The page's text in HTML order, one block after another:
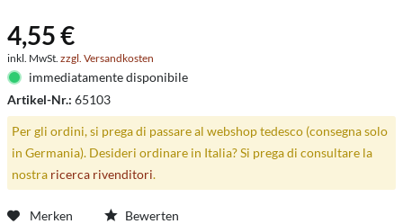
4,55 €
inkl. MwSt. zzgl. Versandkosten
immediatamente disponibile
Artikel-Nr.: 65103
Per gli ordini, si prega di passare al webshop tedesco (consegna solo
in Germania). Desideri ordinare in Italia? Si prega di consultare la
nostra ricerca rivenditori.
Merken Bewerten